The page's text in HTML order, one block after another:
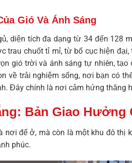
Gió Và Ánh Sáng
diện tích đa dạng từ 34 đến 128
trau chuốt tỉ mỉ, từ bố cục hiện
gió trời và ánh sáng tự nhiên,
về trải nghiệm sống, nơi bạn có
Đây chính là nơi cảm hứng
Bản Giao Hưởng
nơi để ở, mà còn là một khu đô thị
phúc.